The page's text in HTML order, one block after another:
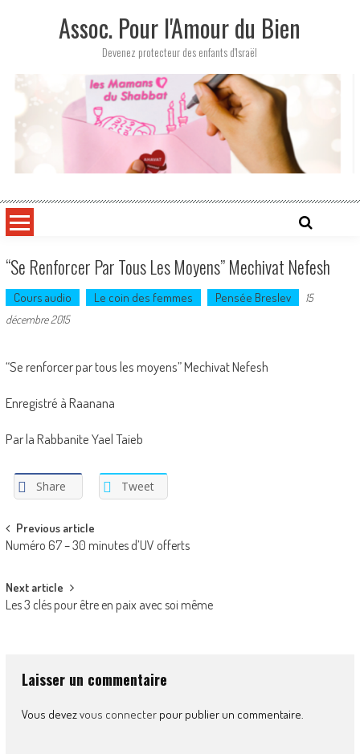
Assoc. Pour l'Amour du Bien
Devenez protecteur des enfants d'Israël
“Se Renforcer Par Tous Les Moyens” Mechivat Nefesh
Cours audio Le coin des femmes Pensée Breslev
15
décembre 2015
“Se renforcer par tous les moyens” Mechivat Nefesh
Enregistré à Raanana
Par la Rabbanite Yael Taieb
Share Tweet
Post
navigation
Previous article
Numéro 67 – 30 minutes d’UV offerts
Next article
Les 3 clés pour être en paix avec soi même
Laisser un commentaire
Vous devezvous connecterpour publier un commentaire.